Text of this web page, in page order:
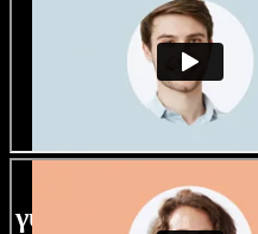
Τεράστια
γυναικείων φωνών